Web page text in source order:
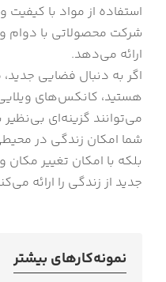
استفاده از مواد با
شرکت محصولاتی با دوام و
ارائه می‌دهد.
اگر به دنبال فضایی
هستید، کانکس‌های
می‌توانند گزینه‌ای
شما امکان زندگی در
بلکه با امکان تغییر مکان
جدید از زندگی را ارائه
نمونه‌کارهای بیشتر